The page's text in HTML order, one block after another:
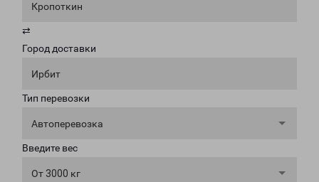
Кропоткин
⇄
Город доставки
Ирбит
Тип перевозки
Автоперевозка
Введите вес
От 3000 кг